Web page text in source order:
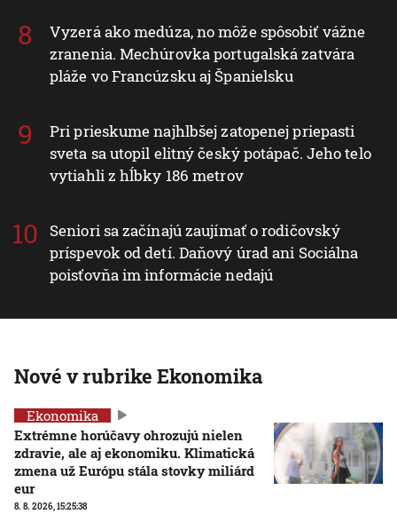
Vyzerá ako medúza, no môže spôsobiť vážne
zranenia. Mechúrovka portugalská zatvára
pláže vo Francúzsku aj Španielsku
Pri prieskume najhlbšej zatopenej priepasti
sveta sa utopil elitný český potápač. Jeho telo
vytiahli z hĺbky 186 metrov
Seniori sa začínajú zaujímať o rodičovský
príspevok od detí. Daňový úrad ani Sociálna
poisťovňa im informácie nedajú
Nové v rubrike Ekonomika
Ekonomika
Extrémne horúčavy ohrozujú nielen
zdravie, ale aj ekonomiku. Klimatická
zmena už Európu stála stovky miliárd
eur
8. 8. 2026, 15:25:38